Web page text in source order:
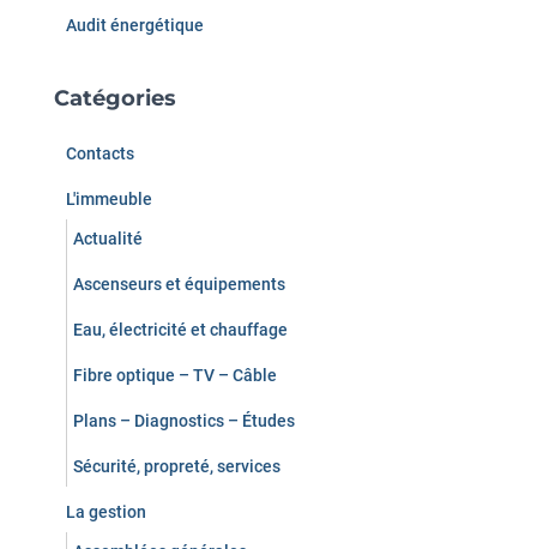
Audit énergétique
Catégories
Contacts
L'immeuble
Actualité
Ascenseurs et équipements
Eau, électricité et chauffage
Fibre optique – TV – Câble
Plans – Diagnostics – Études
Sécurité, propreté, services
La gestion